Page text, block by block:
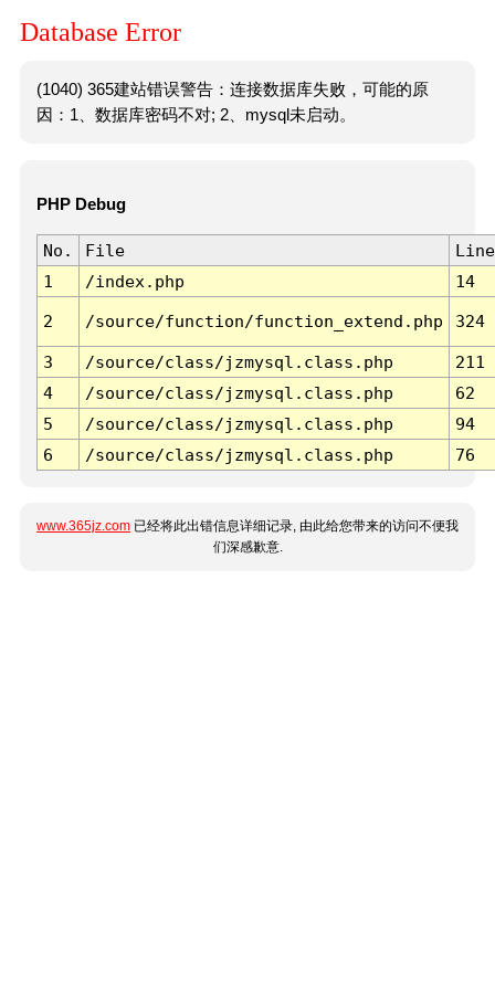
Database Error
(1040) 365建站错误警告：连接数据库失败，可能的原
因：1、数据库密码不对; 2、mysql未启动。
PHP Debug
No. File
Line
1
/index.php 14
2 /source/function/function_extend.php 324
3 /source/class/jzmysql.class.php
211
4
/source/class/jzmysql.class.php
62
5
/source/class/jzmysql.class.php
94
6
/source/class/jzmysql.class.php 76
www.365jz.com 已经将此出错信息详细记录, 由此给您带来的访问不便我
们深感歉意.